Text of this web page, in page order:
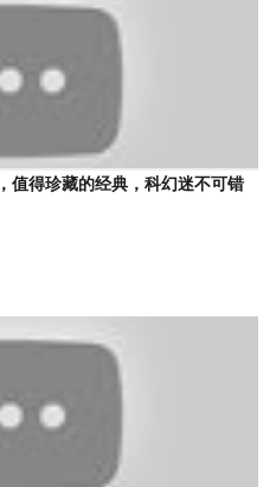
值得珍藏的经典，科幻迷不可错